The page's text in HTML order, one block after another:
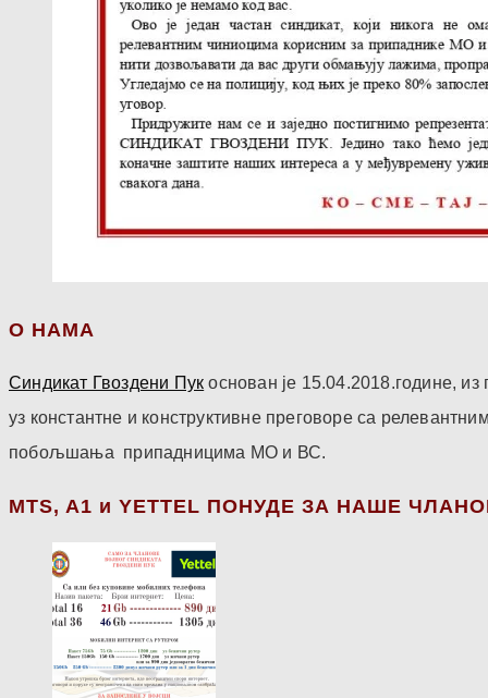
О НАМА
Синдикат Гвоздени Пук основан је 15.04.2018.године,
уз константне и конструктивне преговоре са
побољшања припадницима МО и ВС.
МТS, A1 и YETTEL ПОНУДЕ ЗА НАШЕ